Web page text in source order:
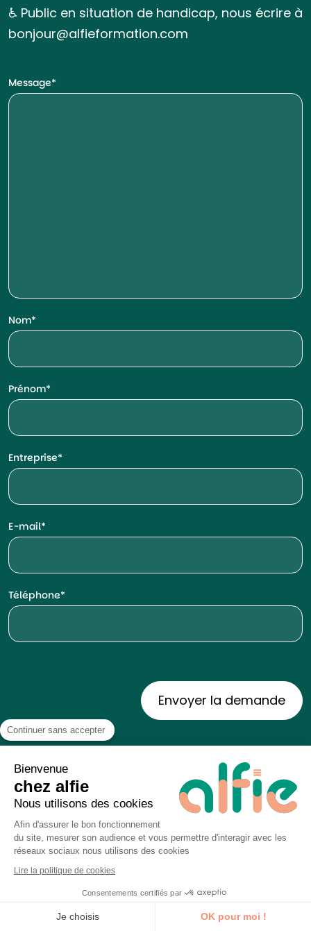
♿ Public en situation de handicap, nous écrire à
bonjour@alfieformation.com
Message
Nom
Prénom
Entreprise
E-mail
Téléphone
traitées par alfie pour donner suite à votre demande de
contact et dans le cadre de nos activités de prospection.
Pour en connaitre plus sur vos droits et la gestion des
données personnelles faite par ALFIE, cliquez sur lapolitique
de protection des données à caractère personnel
alfie formation> Formation Social ads> Formation
Continuer sans accepter
Bienvenue
chez alfie
Nous utilisons des cookies
Afin d'assurer le bon fonctionnement
du site, mesurer son audience et vous permettre d'interagir avec les
réseaux sociaux nous utilisons des cookies
Lire la politique de cookies
Consentements certifiés par
Je choisis OK pour moi !